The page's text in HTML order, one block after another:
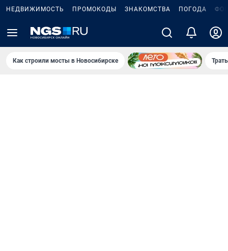
НЕДВИЖИМОСТЬ ПРОМОКОДЫ ЗНАКОМСТВА ПОГОДА
Как строили мосты в Новосибирске